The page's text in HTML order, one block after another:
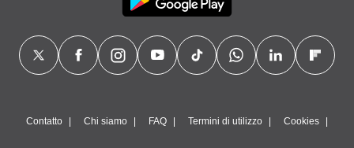
Contatto Chi siamo FAQ Termini di utilizzo Cookies